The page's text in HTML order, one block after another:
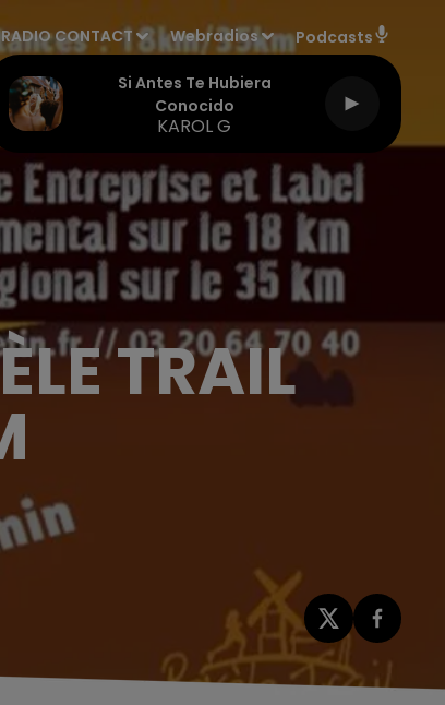
RADIO CONTACT Webradios Podcasts
Si Antes Te Hubiera
Conocido
KAROL G
TRAIL